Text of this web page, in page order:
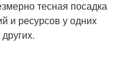
тесная посадка
и ресурсов у одних